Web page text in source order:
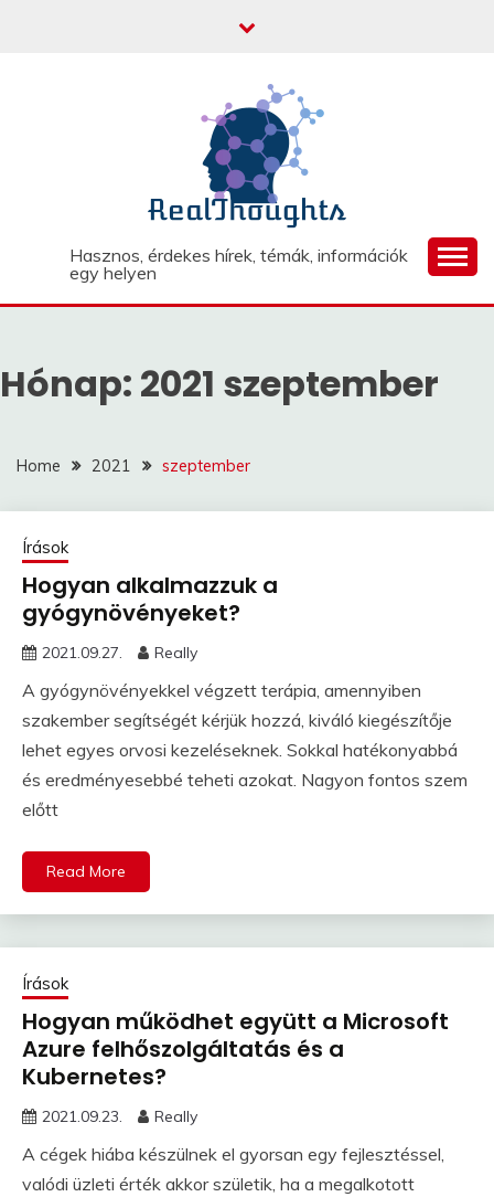
Hasznos, érdekes hírek, témák, információk
egy helyen
Hónap: 2021 szeptember
Home 2021 szeptember
Írások
Hogyan alkalmazzuk a
gyógynövényeket?
2021.09.27. Really
A gyógynövényekkel végzett terápia, amennyiben
szakember segítségét kérjük hozzá, kiváló kiegészítője
lehet egyes orvosi kezeléseknek. Sokkal hatékonyabbá
és eredményesebbé teheti azokat. Nagyon fontos szem
előtt
Read More
Írások
Hogyan működhet együtt a Microsoft
Azure felhőszolgáltatás és a
Kubernetes?
2021.09.23. Really
A cégek hiába készülnek el gyorsan egy fejlesztéssel,
valódi üzleti érték akkor születik, ha a megalkotott